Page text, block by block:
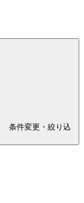
条件変更・絞り込